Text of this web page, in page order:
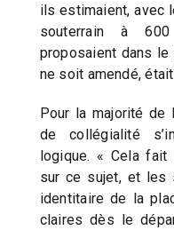
ils estimaient, avec
souterrain à
proposaient dans le
ne soit amendé,
Pour la majorité de
de collégialité
logique. « Cela fait
sur ce sujet, et les
identitaire de la
claires dès le